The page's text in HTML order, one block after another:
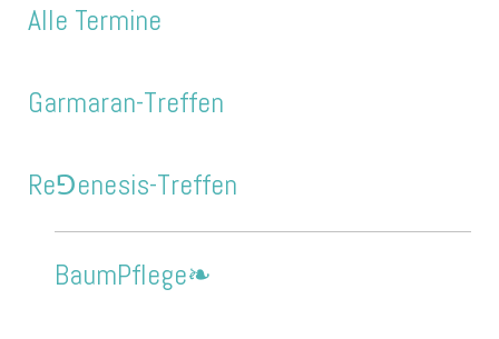
Alle Termine
Garmaran-Treffen
Re⅁enesis-Treffen
BaumPflege❧